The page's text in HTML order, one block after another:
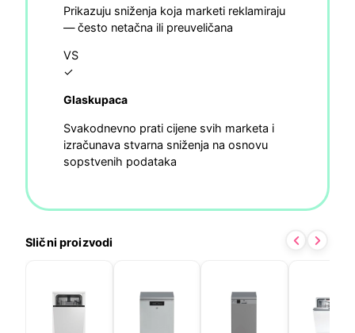
Prikazuju sniženja koja marketi reklamiraju
— često netačna ili preuveličana
VS
✓
Glaskupaca
Svakodnevno prati cijene svih marketa i
izračunava stvarna sniženja na osnovu
sopstvenih podataka
Slični proizvodi